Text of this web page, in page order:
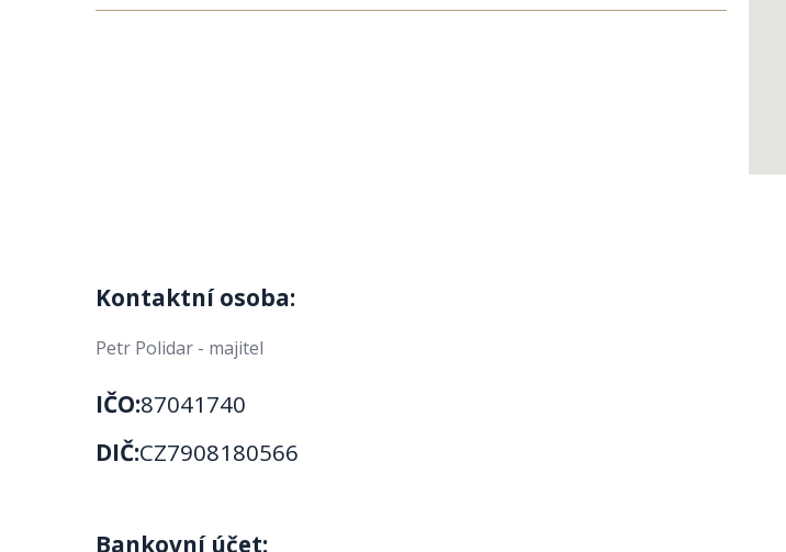
Kontaktní osoba:
Petr Polidar - majitel
IČO:87041740
DIČ:CZ7908180566
Bankovní účet: